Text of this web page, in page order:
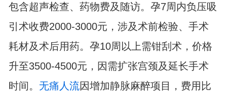
包含超声检查、药物费及随访。孕7周内负压吸
引术收费2000-3000元，涉及术前检验、手术
耗材及术后用药。孕10周以上需钳刮术，价格
升至3500-4500元，因需扩张宫颈及延长手术
时间。 无痛人流因增加静脉麻醉项目，费用比